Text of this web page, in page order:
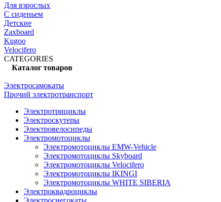
Для взрослых
С сиденьем
Детские
Zaxboard
Kugoo
Velocifero
CATEGORIES
Каталог товаров
Электросамокаты
Прочий электротранспорт
Электротрициклы
Электроскутеры
Электровелосипеды
Электромотоциклы
Электромотоциклы EMW-Vehicle
Электромотоциклы Skyboard
Электромотоциклы Velocifero
Электромотоциклы IKINGI
Электромотоциклы WHITE SIBERIA
Электроквадроциклы
Электроснегокаты